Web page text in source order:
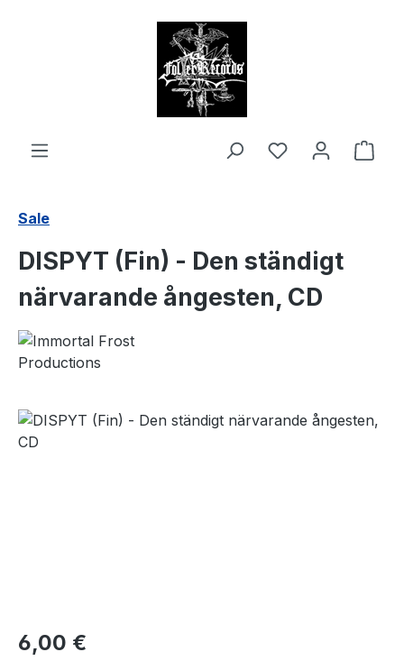
Sale
DISPYT (Fin) - Den ständigt
närvarande ångesten, CD
Bildergalerie überspringen
Regulärer Preis:
6,00 €